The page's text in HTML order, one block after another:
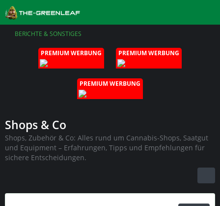
BERICHTE & SONSTIGES
PREMIUM WERBUNG PREMIUM WERBUNG
PREMIUM WERBUNG
Shops & Co
Shops, Zubehör & Co: Alles rund um Cannabis-Shops, Saatgut
und Equipment – Erfahrungen, Tipps und Empfehlungen für
sichere Entscheidungen.